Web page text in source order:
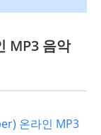
MP3 음악
온라인 MP3